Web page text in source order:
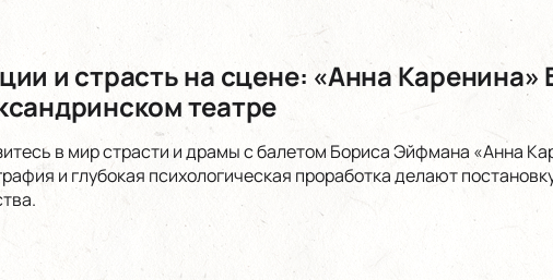
и страсть на сцене: «Анна
театре
в мир страсти и драмы с балетом Бориса Эйфмана «Анна
и глубокая психологическая проработка делают